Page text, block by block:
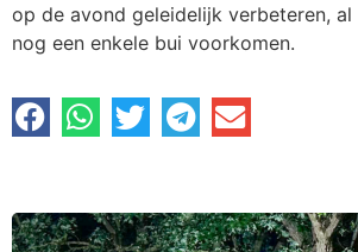
op de avond geleidelijk verbeteren, al
nog een enkele bui voorkomen.